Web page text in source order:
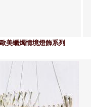
歐美蠟燭情境燈飾系列